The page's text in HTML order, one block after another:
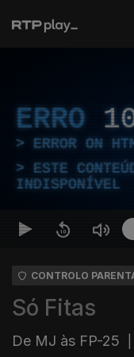
ERRO
ERROR ON
ESTE
INDISPONÍVEL
CONTROLO
Só Fitas
De MJ às FP-25